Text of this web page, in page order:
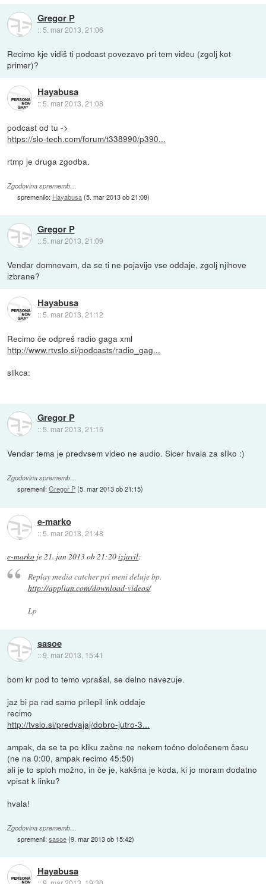
Gregor P
:: 5. mar 2013, 21:06
Recimo kje vidiš ti podcast povezavo pri tem videu (zgolj kot
primer)?
Hayabusa
::5. mar 2013, 21:08
podcast od tu ->
https://slo-tech.com/forum/t338990/p390...
rtmp je druga zgodba.
Zgodovina sprememb…
spremenilo: Hayabusa(5. mar 2013 ob 21:08)
Gregor P
:: 5. mar 2013, 21:09
Vendar domnevam, da se ti ne pojavijo vse oddaje, zgolj njihove
izbrane?
Hayabusa
::5. mar 2013, 21:12
Recimo če odpreš radio gaga xml
http://www.rtvslo.si/podcasts/radio_gag...
slikca:
Gregor P
:: 5. mar 2013, 21:15
Vendar tema je predvsem video ne audio. Sicer hvala za sliko :)
Zgodovina sprememb…
spremenil:Gregor P(5. mar 2013 ob 21:15)
e-marko
::5. mar 2013, 21:48
e-marko je21. jan 2013 ob 21:20izjavil:
Replay media catcher pri meni deluje bp.
http://applian.com/download-videos/
Lp
sasoe
::9. mar 2013, 15:41
bom kr pod to temo vprašal, se delno navezuje.
jaz bi pa rad samo prilepil link oddaje
recimo
http://tvslo.si/predvajaj/dobro-jutro-3...
ampak, da se ta po kliku začne ne nekem točno določenem času
(ne na 0:00, ampak recimo 45:50)
ali je to sploh možno, in če je, kakšna je koda, ki jo moram dodatno
vpisat k linku?
hvala!
Zgodovina sprememb…
spremenil:sasoe(9. mar 2013 ob 15:42)
Hayabusa